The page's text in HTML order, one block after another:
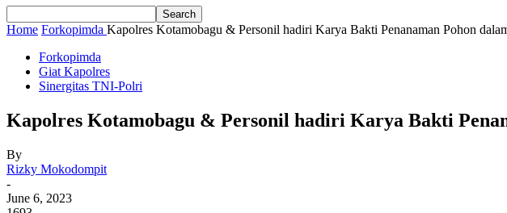
Home Forkopimda Kapolres Kotamobagu & Personil hadiri Karya Bakti Penanaman Pohon
Forkopimda
Giat Kapolres
Sinergitas TNI-Polri
Kapolres Kotamobagu & Personil hadiri Karya Bakti
By
Rizky Mokodompit
-
June 6, 2023